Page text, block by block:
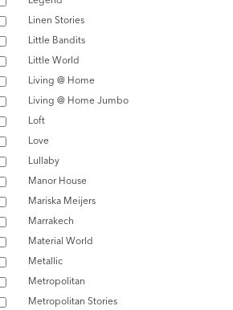
Linen Stories
Little Bandits
Little World
Living @ Home
Living @ Home Jumbo
Loft
Love
Lullaby
Manor House
Mariska Meijers
Marrakech
Material World
Metallic
Metropolitan
Metropolitan Stories